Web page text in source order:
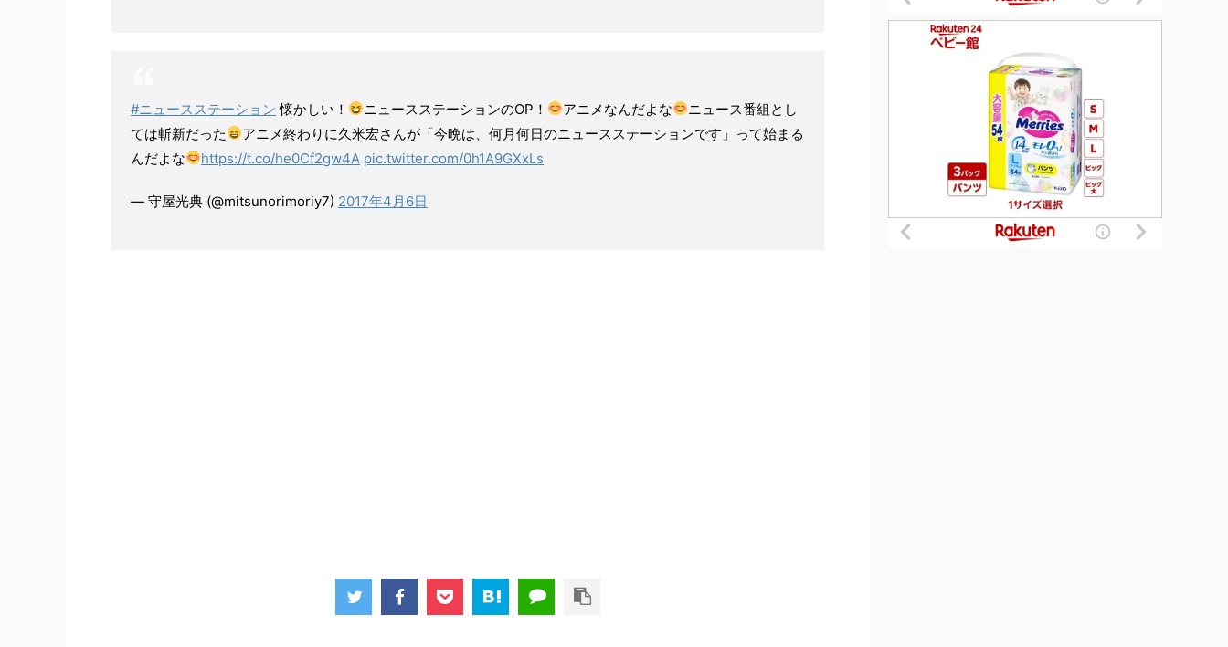
#ニュースステーション 懐かしい！ ニュースステーションのOP！ アニメなんだよな
ニュース番組とし
ては斬新だった
アニメ終わりに久米宏さんが「今晩は、何月何日のニュースステーションです」って始まる
んだよな
https://t.co/he0Cf2gw4A pic.twitter.com/0h1A9GXxLs
— 守屋光典 (@mitsunorimoriy7) 2017年4月6日